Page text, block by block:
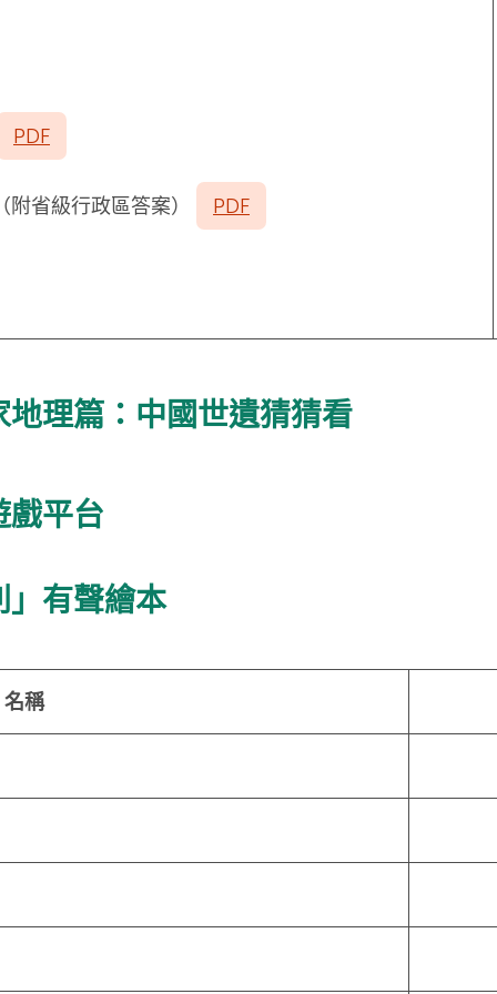
PDF
省級行政區答案） PDF
理篇：中國世遺猜猜看
理科線上遊戲平台
有聲繪本
名稱